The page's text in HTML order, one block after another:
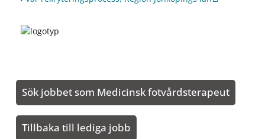
Sök jobbet som Medicinsk fotvårdsterapeut
Tillbaka till lediga jobb